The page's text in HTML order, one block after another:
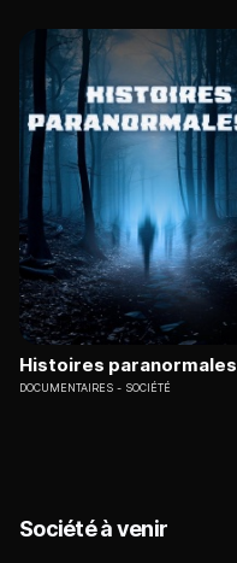
Histoires paranormales
DOCUMENTAIRES SOCIÉTÉ
Société à venir